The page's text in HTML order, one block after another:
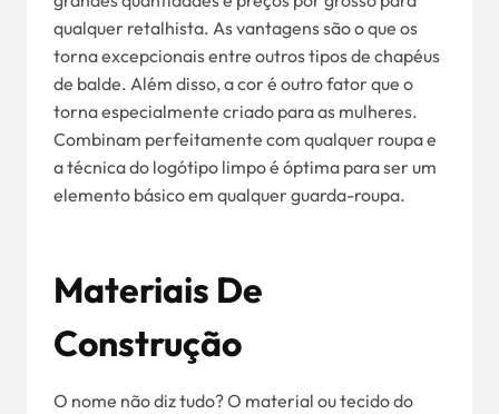
qualquer retalhista. As vantagens são o que os
torna excepcionais entre outros tipos de chapéus
de balde. Além disso, a cor é outro fator que o
torna especialmente criado para as mulheres.
Combinam perfeitamente com qualquer roupa e
a técnica do logótipo limpo é óptima para ser um
elemento básico em qualquer guarda-roupa.
Materiais De
Construção
O nome não diz tudo? O material ou tecido do